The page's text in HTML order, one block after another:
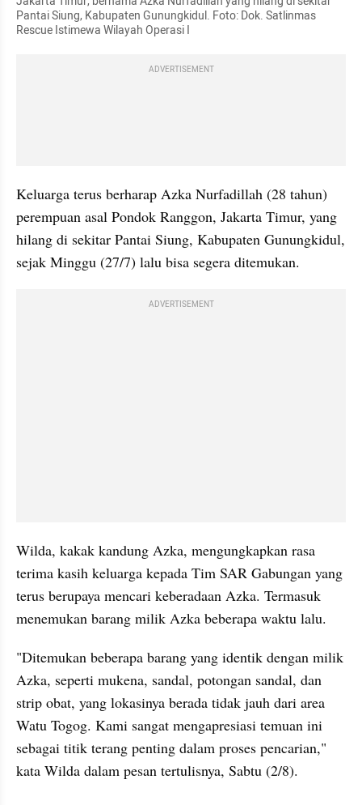
Pantai Siung, Kabupaten Gunungkidul. Foto: Dok. Satlinmas
Rescue Istimewa Wilayah Operasi I
ADVERTISEMENT
Keluarga terus berharap Azka Nurfadillah (28 tahun)
perempuan asal Pondok Ranggon, Jakarta Timur, yang
hilang di sekitar Pantai Siung, Kabupaten Gunungkidul,
sejak Minggu (27/7) lalu bisa segera ditemukan.
ADVERTISEMENT
Wilda, kakak kandung Azka, mengungkapkan rasa
terima kasih keluarga kepada Tim SAR Gabungan yang
terus berupaya mencari keberadaan Azka. Termasuk
menemukan barang milik Azka beberapa waktu lalu.
"Ditemukan beberapa barang yang identik dengan milik
Azka, seperti mukena, sandal, potongan sandal, dan
strip obat, yang lokasinya berada tidak jauh dari area
Watu Togog. Kami sangat mengapresiasi temuan ini
sebagai titik terang penting dalam proses pencarian,"
kata Wilda dalam pesan tertulisnya, Sabtu (2/8).